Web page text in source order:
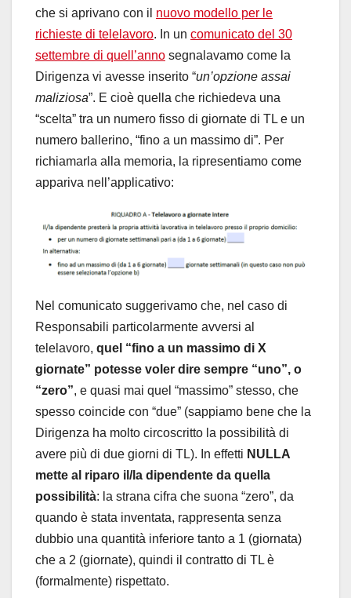
che si aprivano con il nuovo modello per le
richieste di telelavoro. In un comunicato del 30
settembre di quell’anno segnalavamo come la
Dirigenza vi avesse inserito “un’opzione assai
maliziosa”. E cioè quella che richiedeva una
“scelta” tra un numero fisso di giornate di TL e un
numero ballerino, “fino a un massimo di”. Per
richiamarla alla memoria, la ripresentiamo come
appariva nell’applicativo:
Nel comunicato suggerivamo che, nel caso di
Responsabili particolarmente avversi al
telelavoro, quel “fino a un massimo di X
giornate” potesse voler dire sempre “uno”, o
“zero”, e quasi mai quel “massimo” stesso, che
spesso coincide con “due” (sappiamo bene che la
Dirigenza ha molto circoscritto la possibilità di
avere più di due giorni di TL). In effetti NULLA
mette al riparo il/la dipendente da quella
possibilità: la strana cifra che suona “zero”, da
quando è stata inventata, rappresenta senza
dubbio una quantità inferiore tanto a 1 (giornata)
che a 2 (giornate), quindi il contratto di TL è
(formalmente) rispettato.